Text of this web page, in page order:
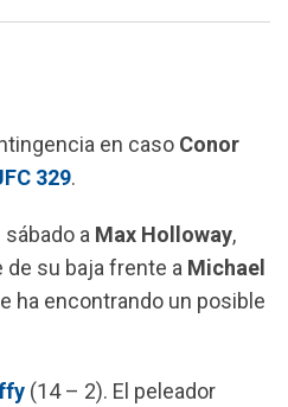
en caso Conor
329.
a Max Holloway,
su baja frente a Michael
ha encontrando un posible
(14 – 2). El peleador